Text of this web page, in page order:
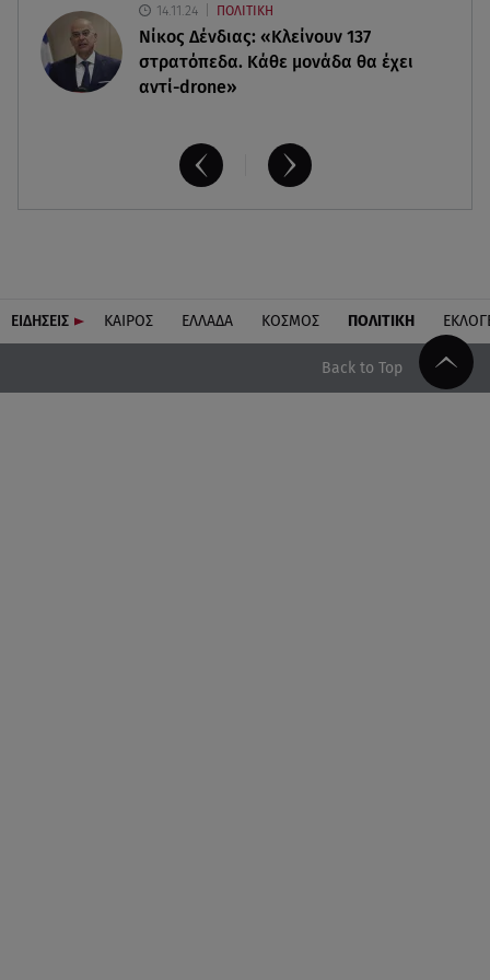
14.11.24 ΠΟΛΙΤΙΚΗ
Νίκος Δένδιας: «Κλείνουν 137
στρατόπεδα. Kάθε μονάδα θα έχει
αντί-drone»
ΕΙΔΗΣΕΙΣ ΚΑΙΡΟΣ ΕΛΛΑΔΑ ΚΟΣΜΟΣ ΠΟΛΙΤΙΚΗ
Back to Top